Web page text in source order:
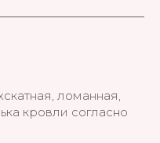
ломанная,
кровли согласно